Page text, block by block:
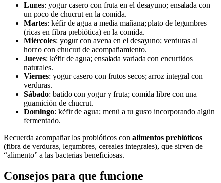
Lunes: yogur casero con fruta en el desayuno; ensalada con
un poco de chucrut en la comida.
Martes: kéfir de agua a media mañana; plato de legumbres
(ricas en fibra prebiótica) en la comida.
Miércoles: yogur con avena en el desayuno; verduras al
horno con chucrut de acompañamiento.
Jueves: kéfir de agua; ensalada variada con encurtidos
naturales.
Viernes: yogur casero con frutos secos; arroz integral con
verduras.
Sábado: batido con yogur y fruta; comida libre con una
guarnición de chucrut.
Domingo: kéfir de agua; menú a tu gusto incorporando algún
fermentado.
Recuerda acompañar los probióticos con alimentos prebióticos
(fibra de verduras, legumbres, cereales integrales), que sirven de
“alimento” a las bacterias beneficiosas.
Consejos para que funcione